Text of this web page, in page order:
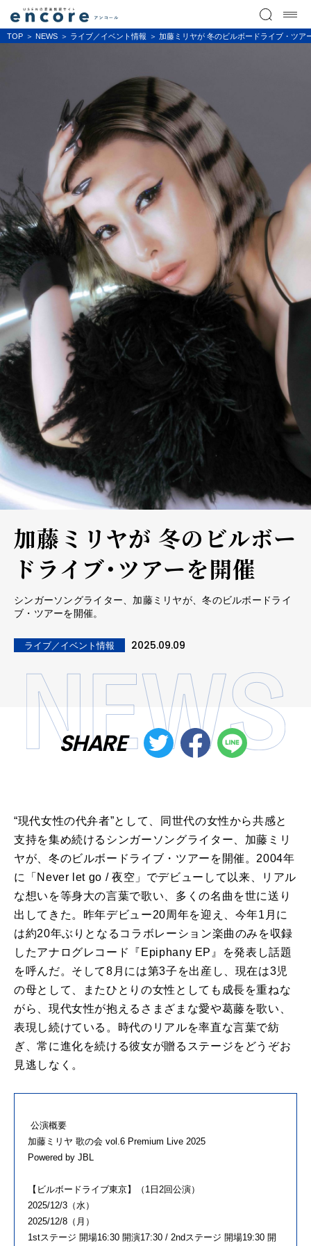
TOP NEWS ライブ／イベント情報 加藤ミリヤが 冬のビルボードライブ・ツア
加藤ミリヤが 冬のビルボー
ドライブ・ツアーを開催
シンガーソングライター、加藤ミリヤが、冬のビルボードライ
ブ・ツアーを開催。
ライブ／イベント情報 2025.09.09
SHARE
“現代女性の代弁者”として、同世代の女性から共感と
支持を集め続けるシンガーソングライター、加藤ミリ
ヤが、冬のビルボードライブ・ツアーを開催。2004年
に「Never let go / 夜空」でデビューして以来、リアル
な想いを等身大の言葉で歌い、多くの名曲を世に送り
出してきた。昨年デビュー20周年を迎え、今年1月に
は約20年ぶりとなるコラボレーション楽曲のみを収録
したアナログレコード『Epiphany EP』を発表し話題
を呼んだ。そして8月には第3子を出産し、現在は3児
の母として、またひとりの女性としても成長を重ねな
がら、現代女性が抱えるさまざまな愛や葛藤を歌い、
表現し続けている。時代のリアルを率直な言葉で紡
ぎ、常に進化を続ける彼女が贈るステージをどうぞお
見逃しなく。
公演概要
加藤ミリヤ 歌の会 vol.6 Premium Live 2025
Powered by JBL
【ビルボードライブ東京】（1日2回公演）
2025/12/3（水）
2025/12/8（月）
1stステージ 開場16:30 開演17:30 / 2ndステージ 開場19:30 開